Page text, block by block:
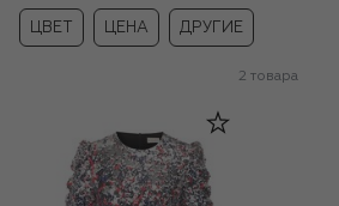
ЦВЕТ ЦЕНА ДРУГИЕ
2 товара